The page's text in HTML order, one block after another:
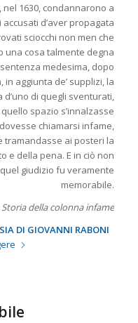
nel 1630, condannarono a
d’aver propagata
sciocchi non men che
una cosa talmente degna
medesima, dopo
in aggiunta de’ supplizi, la
di quegli sventurati,
spazio s’innalzasse
chiamarsi infame,
tramandasse ai posteri la
e della pena. E in ciò non
giudizio fu veramente
memorabile.
Storia della colonna infame
DI GIOVANNI RABONI